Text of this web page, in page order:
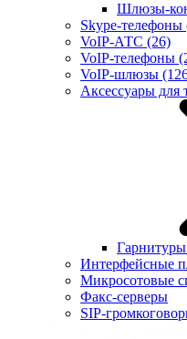
Шлюзы-
Skype-телефоны
VoIP-АТС (26)
VoIP-телефоны
VoIP-шлюзы
Аксессуары для
Гарнитуры
Интерфейсные
Микросотовые
Факс-серверы
SIP-